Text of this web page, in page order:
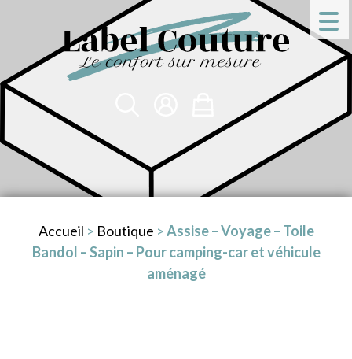
Accueil > Boutique >Assise – Voyage – Toile
Bandol – Sapin – Pour camping-car et véhicule
aménagé